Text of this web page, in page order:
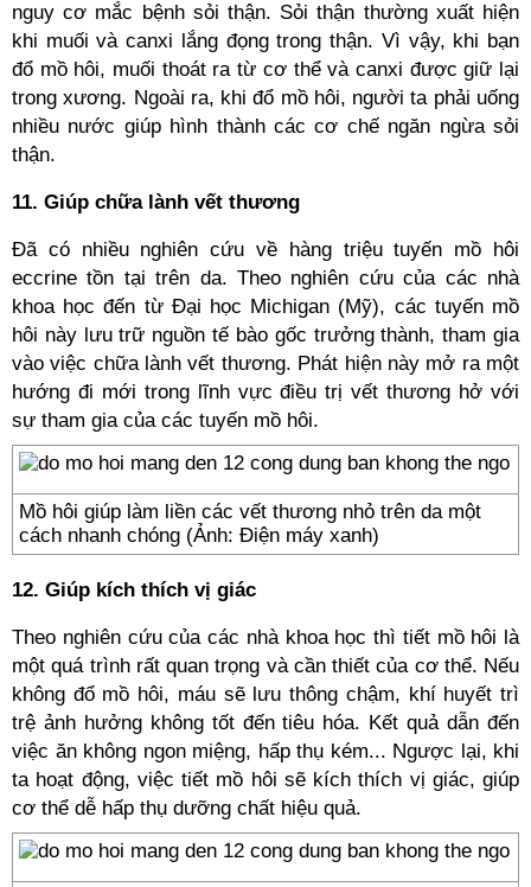
nguy cơ mắc bệnh sỏi thận. Sỏi thận thường xuất hiện
khi muối và canxi lắng đọng trong thận. Vì vậy, khi bạn
đổ mồ hôi, muối thoát ra từ cơ thể và canxi được giữ lại
trong xương. Ngoài ra, khi đổ mồ hôi, người ta phải uống
nhiều nước giúp hình thành các cơ chế ngăn ngừa sỏi
thận.
11. Giúp chữa lành vết thương
Đã có nhiều nghiên cứu về hàng triệu tuyến mồ hôi
eccrine tồn tại trên da. Theo nghiên cứu của các nhà
khoa học đến từ Đại học Michigan (Mỹ), các tuyến mồ
hôi này lưu trữ nguồn tế bào gốc trưởng thành, tham gia
vào việc chữa lành vết thương. Phát hiện này mở ra một
hướng đi mới trong lĩnh vực điều trị vết thương hở với
sự tham gia của các tuyến mồ hôi.
Mồ hôi giúp làm liền các vết thương nhỏ trên da một
cách nhanh chóng (Ảnh: Điện máy xanh)
12. Giúp kích thích vị giác
Theo nghiên cứu của các nhà khoa học thì tiết mồ hôi là
một quá trình rất quan trọng và cần thiết của cơ thể. Nếu
không đổ mồ hôi, máu sẽ lưu thông chậm, khí huyết trì
trệ ảnh hưởng không tốt đến tiêu hóa. Kết quả dẫn đến
việc ăn không ngon miệng, hấp thụ kém... Ngược lại, khi
ta hoạt động, việc tiết mồ hôi sẽ kích thích vị giác, giúp
cơ thể dễ hấp thụ dưỡng chất hiệu quả.